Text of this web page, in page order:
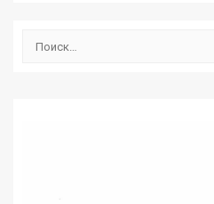
Найти: